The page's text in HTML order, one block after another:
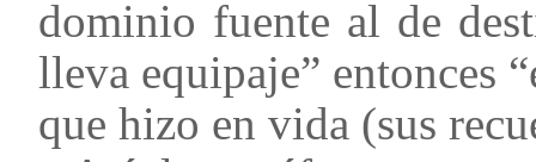
dominio fuente al de
lleva equipaje” entonces
que hizo en vida (sus